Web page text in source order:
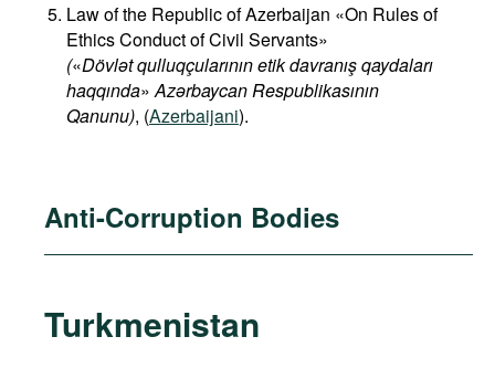
Law of the Republic of Azerbaijan «On Rules of
Ethics Conduct of Civil Servants»
(«Dövlət qulluqçularının etik davranış qaydaları
haqqında»Azərbaycan Respublikasının
Qanunu), (Azerbaijani).
Anti-Corruption Bodies
Turkmenistan